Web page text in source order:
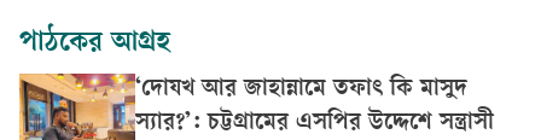
পাঠকের আগ্রহ
‘দোযখ আর জাহান্নামে তফাৎ কি মাসুদ
স্যার?’: চট্টগ্রামের এসপির উদ্দেশে সন্ত্রাসী